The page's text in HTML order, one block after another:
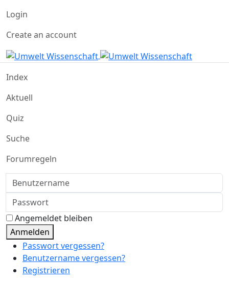
Login
Create an account
Index
Aktuell
Quiz
Suche
Forumregeln
Benutzername
Passwort
Angemeldet bleiben
Anmelden
Passwort vergessen?
Benutzername vergessen?
Registrieren